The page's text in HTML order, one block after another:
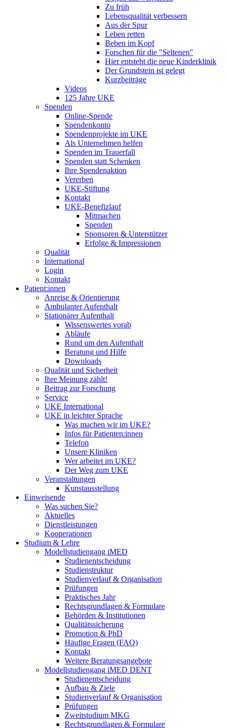
Zu früh
Lebensqualität verbessern
Aus der Spur
Leben retten
Beben im Kopf
Forschen für die "Seltenen"
Hier entsteht die neue Kinderklinik
Der Grundstein ist gelegt
Kurzbeiträge
Videos
125 Jahre UKE
Spenden
Online-Spende
Spendenkonto
Spendenprojekte im UKE
Als Unternehmen helfen
Spenden im Trauerfall
Spenden statt Schenken
Ihre Spendenaktion
Vererben
UKE-Stiftung
Kontakt
UKE-Benefizlauf
Mitmachen
Spenden
Sponsoren & Unterstützer
Erfolge & Impressionen
Qualität
International
Login
Kontakt
Patient:innen
Anreise & Orientierung
Ambulanter Aufenthalt
Stationärer Aufenthalt
Wissenswertes vorab
Abläufe
Rund um den Aufenthalt
Beratung und Hilfe
Downloads
Qualität und Sicherheit
Ihre Meinung zählt!
Beitrag zur Forschung
Service
UKE International
UKE in leichter Sprache
Was machen wir im UKE?
Infos für Patienten:innen
Telefon
Unsere Kliniken
Wer arbeitet im UKE?
Der Weg zum UKE
Veranstaltungen
Kunstausstellung
Einweisende
Was suchen Sie?
Aktuelles
Dienstleistungen
Kooperationen
Studium & Lehre
Modellstudiengang iMED
Studienentscheidung
Studienstruktur
Studienverlauf & Organisation
Prüfungen
Praktisches Jahr
Rechtsgrundlagen & Formulare
Behörden & Institutionen
Qualitätssicherung
Promotion & PhD
Häufige Fragen (FAQ)
Kontakt
Weitere Beratungsangebote
Modellstudiengang iMED DENT
Studienentscheidung
Aufbau & Ziele
Studienverlauf & Organisation
Prüfungen
Zweitstudium MKG
Rechtsgrundlagen & Formulare